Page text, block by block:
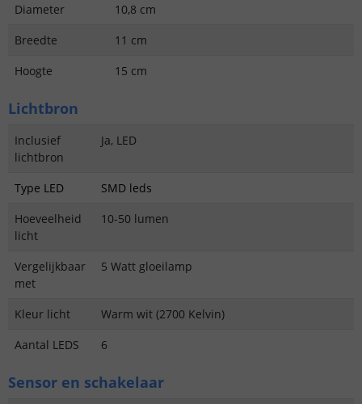
Diameter
10,8 cm
Breedte
11 cm
Hoogte
15 cm
Lichtbron
Inclusief
lichtbron
Ja, LED
Type LED
SMD leds
Hoeveelheid
licht
10-50 lumen
Vergelijkbaar
met
5 Watt gloeilamp
Kleur licht
Warm wit (2700 Kelvin)
Aantal LEDS
6
Sensor en schakelaar